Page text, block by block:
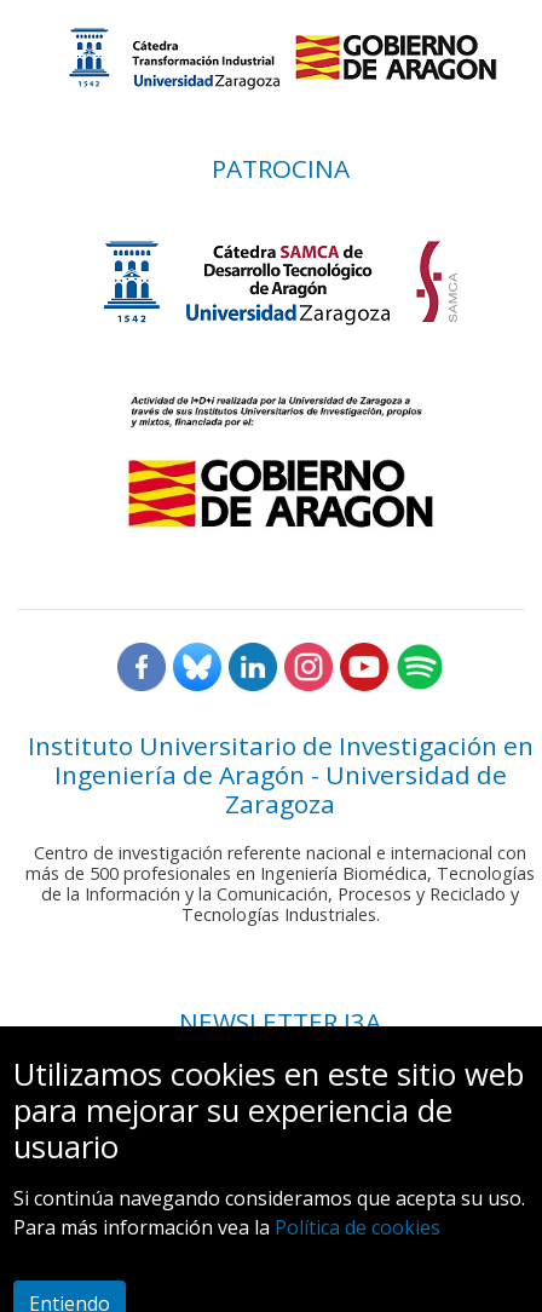
PATROCINA
Instituto Universitario de Investigación en
Ingeniería de Aragón - Universidad de
Zaragoza
Centro de investigación referente nacional e internacional con
más de 500 profesionales en Ingeniería Biomédica, Tecnologías
de la Información y la Comunicación, Procesos y Reciclado y
Tecnologías Industriales.
NEWSLETTER I3A
Si deseas recibir nuestro boletín mensual, envíanos un correo a:
comunicacion.i3a@unizar.es
Utilizamos cookies en este sitio web
para mejorar su experiencia de
usuario
Si continúa navegando consideramos que acepta su uso.
Para más información vea la Política de cookies
Entiendo